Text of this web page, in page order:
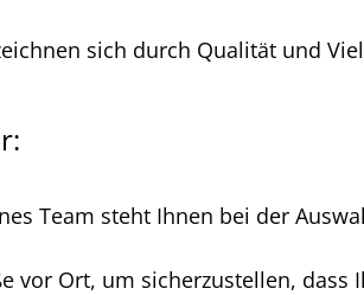
sich durch Qualität und
Team steht Ihnen bei der
vor Ort, um sicherzustellen, dass